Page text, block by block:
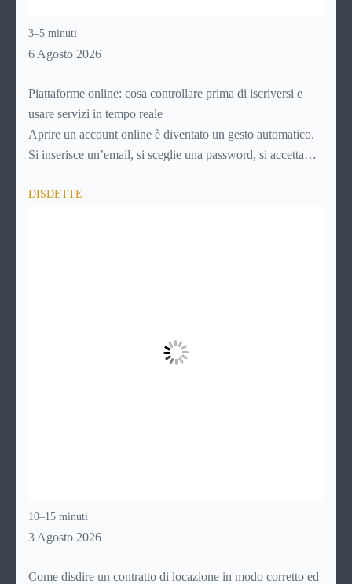
3–5 minuti
6 Agosto 2026
Piattaforme online: cosa controllare prima di iscriversi e
usare servizi in tempo reale
Aprire un account online è diventato un gesto automatico.
Si inserisce un’email, si sceglie una password, si accetta
avviene in pochi minuti, spesso senza che ci si fermi a
DISDETTE
10–15 minuti
3 Agosto 2026
Come disdire un contratto di locazione in modo corretto ed